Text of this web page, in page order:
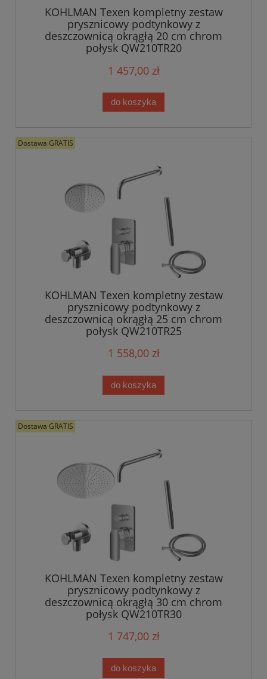
KOHLMAN Texen kompletny zestaw
prysznicowy podtynkowy z
deszczownicą okrągłą 20 cm chrom
połysk QW210TR20
1 457,00 zł
do koszyka
KOHLMAN Texen kompletny zestaw
prysznicowy podtynkowy z
deszczownicą okrągłą 25 cm chrom
połysk QW210TR25
1 558,00 zł
do koszyka
Dostawa GRATIS
KOHLMAN Texen kompletny zestaw
prysznicowy podtynkowy z
deszczownicą okrągłą 30 cm chrom
połysk QW210TR30
1 747,00 zł
do koszyka
Dostawa GRATIS